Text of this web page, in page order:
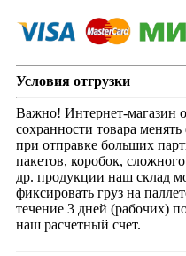
Условия отгрузки
Важно! Интернет-магазин
сохранности товара
при отправке больших
пакетов, коробок,
др. продукции наш склад
фиксировать груз на
течение 3 дней (рабочих)
наш расчетный счет.